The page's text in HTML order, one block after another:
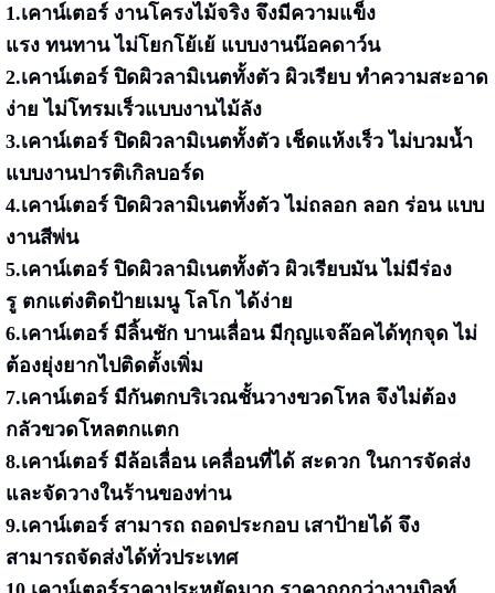
1.เคาน์เตอร์ งานโครงไม้จริง จึงมีความแข็ง
แรง ทนทาน ไม่โยกโย้เย้ แบบงานน๊อคดาว์น
2.เคาน์เตอร์ ปิดผิวลามิเนตทั้งตัว ผิวเรียบ ทำความสะอาด
ง่าย ไม่โทรมเร็วแบบงานไม้ลัง
3.เคาน์เตอร์ ปิดผิวลามิเนตทั้งตัว เช็ดแห้งเร็ว ไม่บวมน้ำ
แบบงานปารติเกิลบอร์ด
4.เคาน์เตอร์ ปิดผิวลามิเนตทั้งตัว ไม่ถลอก ลอก ร่อน แบบ
งานสีพ่น
5.เคาน์เตอร์ ปิดผิวลามิเนตทั้งตัว ผิวเรียบมัน ไม่มีร่อง
รู ตกแต่งติดป้ายเมนู โลโก ได้ง่าย
6.เคาน์เตอร์ มีลิ้นชัก บานเลื่อน มีกุญแจล๊อคได้ทุกจุด ไม่
ต้องยุ่งยากไปติดตั้งเพิ่ม
7.เคาน์เตอร์ มีกันตกบริเวณชั้นวางขวดโหล จึงไม่ต้อง
กลัวขวดโหลตกแตก
8.เคาน์เตอร์ มีล้อเลื่อน เคลื่อนที่ได้ สะดวก ในการจัดส่ง
และจัดวางในร้านของท่าน
9.เคาน์เตอร์ สามารถ ถอดประกอบ เสาป้ายได้ จึง
สามารถจัดส่งได้ทั่วประเทศ